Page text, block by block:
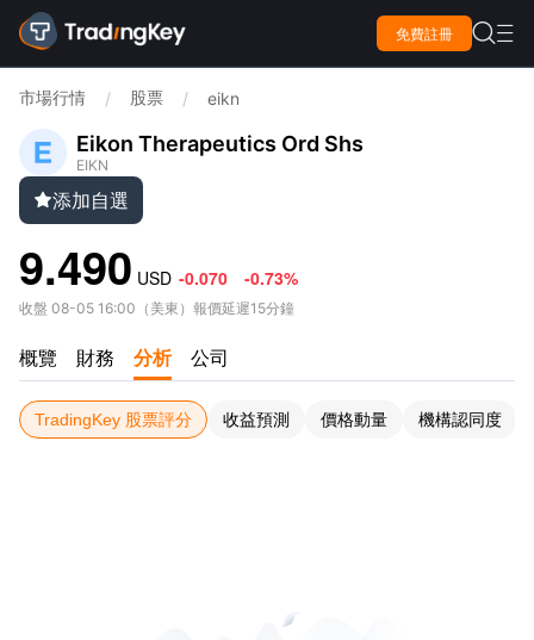
免費註冊  
市場行情 / 股票 / eikn
Eikon Therapeutics Ord Shs
EIKN
添加自選
9.490 USD -0.070 -0.73%
收盤 08-05 16:00 （ 美東 ） 報價延遲15分鐘
概覽 財務 分析 公司
TradingKey 股票評分 收益預測 價格動量 機構認同度